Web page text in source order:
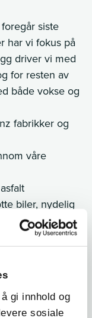
gi innhold og
sosiale
siste
har vi fokus på
driver vi med
for resten av
både vokse og
fabrikker og
våre
biler, nydelig
Trude Svanes